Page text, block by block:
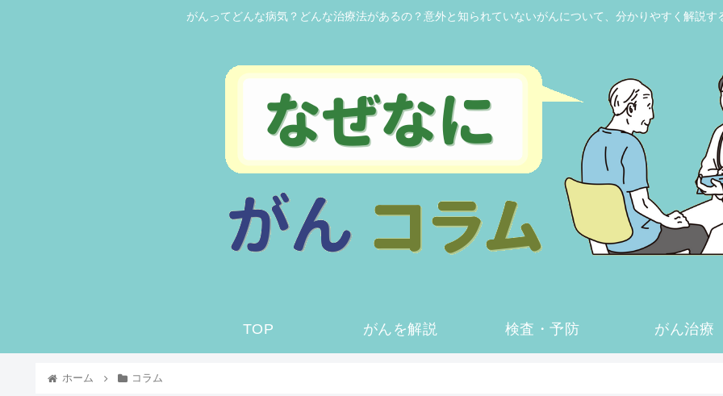
がんってどんな病気？どんな治療法があるの？意外と知られていないがんについて、分かりやすく解説
TOP がんを解説 検査・予防 がん治療
ホーム コラム